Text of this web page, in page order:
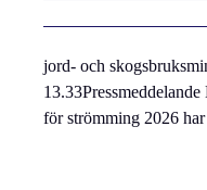
jord- och
för strömming 2026